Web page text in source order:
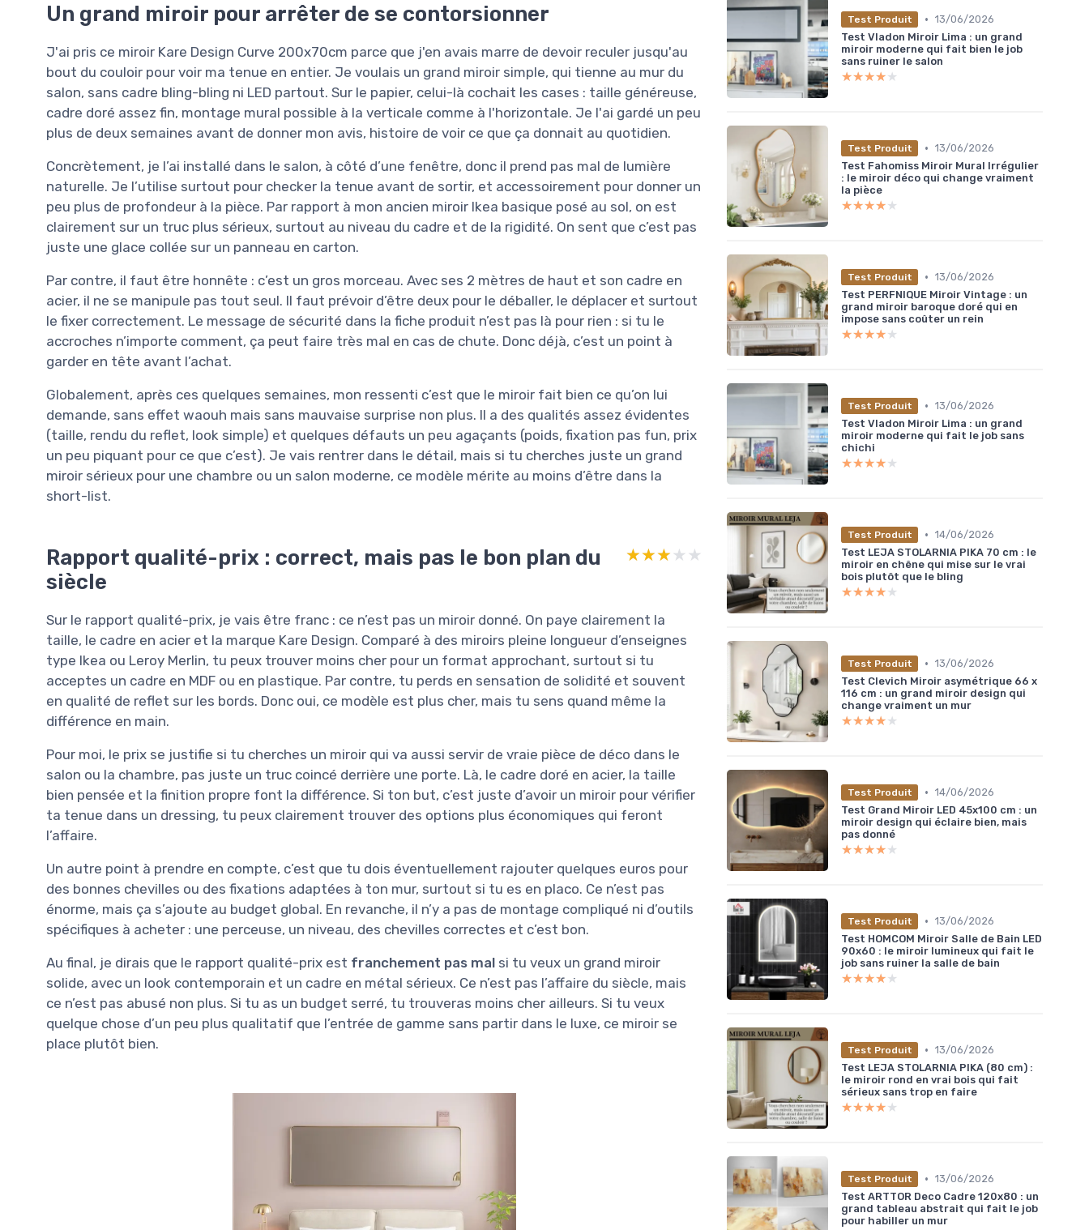
Un grand miroir pour arrêter de se contorsionner
J'ai pris ce miroir Kare Design Curve 200x70cm parce que j'en avais marre de devoir reculer jusqu'au
bout du couloir pour voir ma tenue en entier. Je voulais un grand miroir simple, qui tienne au mur du
salon, sans cadre bling-bling ni LED partout. Sur le papier, celui-là cochait les cases : taille généreuse,
cadre doré assez fin, montage mural possible à la verticale comme à l'horizontale. Je l'ai gardé un peu
plus de deux semaines avant de donner mon avis, histoire de voir ce que ça donnait au quotidien.
Concrètement, je l’ai installé dans le salon, à côté d’une fenêtre, donc il prend pas mal de lumière
naturelle. Je l’utilise surtout pour checker la tenue avant de sortir, et accessoirement pour donner un
peu plus de profondeur à la pièce. Par rapport à mon ancien miroir Ikea basique posé au sol, on est
clairement sur un truc plus sérieux, surtout au niveau du cadre et de la rigidité. On sent que c’est pas
juste une glace collée sur un panneau en carton.
Par contre, il faut être honnête : c’est un gros morceau. Avec ses 2 mètres de haut et son cadre en
acier, il ne se manipule pas tout seul. Il faut prévoir d’être deux pour le déballer, le déplacer et surtout
le fixer correctement. Le message de sécurité dans la fiche produit n’est pas là pour rien : si tu le
accroches n’importe comment, ça peut faire très mal en cas de chute. Donc déjà, c’est un point à
garder en tête avant l’achat.
Globalement, après ces quelques semaines, mon ressenti c’est que le miroir fait bien ce qu’on lui
demande, sans effet waouh mais sans mauvaise surprise non plus. Il a des qualités assez évidentes
(taille, rendu du reflet, look simple) et quelques défauts un peu agaçants (poids, fixation pas fun, prix
un peu piquant pour ce que c’est). Je vais rentrer dans le détail, mais si tu cherches juste un grand
miroir sérieux pour une chambre ou un salon moderne, ce modèle mérite au moins d’être dans la
short-list.
Rapport qualité-prix : correct, mais pas le bon plan du
siècle
★★★★★
★★★★★
Sur le rapport qualité-prix, je vais être franc : ce n’est pas un miroir donné. On paye clairement la
taille, le cadre en acier et la marque Kare Design. Comparé à des miroirs pleine longueur d’enseignes
type Ikea ou Leroy Merlin, tu peux trouver moins cher pour un format approchant, surtout si tu
acceptes un cadre en MDF ou en plastique. Par contre, tu perds en sensation de solidité et souvent
en qualité de reflet sur les bords. Donc oui, ce modèle est plus cher, mais tu sens quand même la
différence en main.
Pour moi, le prix se justifie si tu cherches un miroir qui va aussi servir de vraie pièce de déco dans le
salon ou la chambre, pas juste un truc coincé derrière une porte. Là, le cadre doré en acier, la taille
bien pensée et la finition propre font la différence. Si ton but, c’est juste d’avoir un miroir pour vérifier
ta tenue dans un dressing, tu peux clairement trouver des options plus économiques qui feront
l’affaire.
Un autre point à prendre en compte, c’est que tu dois éventuellement rajouter quelques euros pour
des bonnes chevilles ou des fixations adaptées à ton mur, surtout si tu es en placo. Ce n’est pas
énorme, mais ça s’ajoute au budget global. En revanche, il n’y a pas de montage compliqué ni d’outils
spécifiques à acheter : une perceuse, un niveau, des chevilles correctes et c’est bon.
Au final, je dirais que le rapport qualité-prix est franchement pas mal si tu veux un grand miroir
solide, avec un look contemporain et un cadre en métal sérieux. Ce n’est pas l’affaire du siècle, mais
ce n’est pas abusé non plus. Si tu as un budget serré, tu trouveras moins cher ailleurs. Si tu veux
quelque chose d’un peu plus qualitatif que l’entrée de gamme sans partir dans le luxe, ce miroir se
place plutôt bien.
Test Produit • 13/06/2026
Test Vladon Miroir Lima : un grand
miroir moderne qui fait bien le job
sans ruiner le salon
★★★★★
★★★★★
Test Produit • 13/06/2026
Test Fahomiss Miroir Mural Irrégulier
: le miroir déco qui change vraiment
la pièce
★★★★★
★★★★★
Test Produit • 13/06/2026
Test PERFNIQUE Miroir Vintage : un
grand miroir baroque doré qui en
impose sans coûter un rein
★★★★★
★★★★★
Test Produit • 13/06/2026
Test Vladon Miroir Lima : un grand
miroir moderne qui fait le job sans
chichi
★★★★★
★★★★★
Test Produit • 14/06/2026
Test LEJA STOLARNIA PIKA 70 cm : le
miroir en chêne qui mise sur le vrai
bois plutôt que le bling
★★★★★
★★★★★
Test Produit • 13/06/2026
Test Clevich Miroir asymétrique 66 x
116 cm : un grand miroir design qui
change vraiment un mur
★★★★★
★★★★★
Test Produit • 14/06/2026
Test Grand Miroir LED 45x100 cm : un
miroir design qui éclaire bien, mais
pas donné
★★★★★
★★★★★
Test Produit • 13/06/2026
Test HOMCOM Miroir Salle de Bain LED
90x60 : le miroir lumineux qui fait le
job sans ruiner la salle de bain
★★★★★
★★★★★
Test Produit • 13/06/2026
Test LEJA STOLARNIA PIKA (80 cm) :
le miroir rond en vrai bois qui fait
sérieux sans trop en faire
★★★★★
★★★★★
Test Produit • 13/06/2026
Test ARTTOR Deco Cadre 120x80 : un
grand tableau abstrait qui fait le job
pour habiller un mur